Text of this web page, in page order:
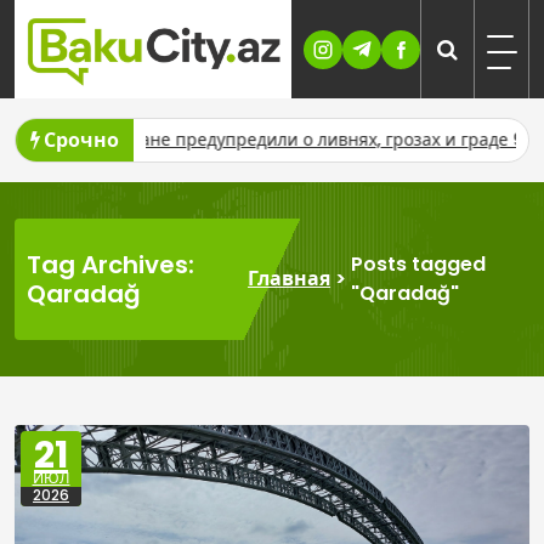
Skip
content
Срочно
предупредили о ливнях, грозах и граде 9–11 августа
Tag Archives:
Qaradağ
Главная >
Posts tagged
"Qaradağ"
21
ИЮЛ
2026